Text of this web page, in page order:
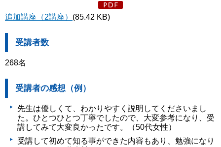
追加講座（2講座） (85.42 KB)
受講者数
268名
受講者の感想（例）
先生は優しくて、わかりやすく説明してくださいまし
た。ひとつひとつ丁寧でしたので、大変参考になり、受
講してみて大変良かったです。（50代女性）
受講して初めて知る事ができた内容もあり、勉強になり